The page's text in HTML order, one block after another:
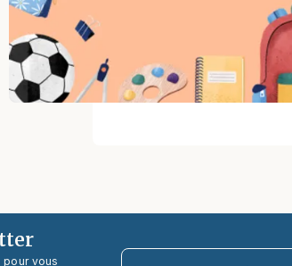
vous